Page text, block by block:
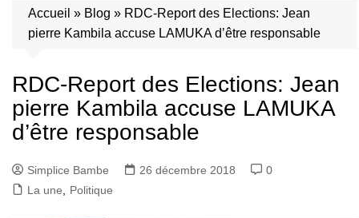
Accueil » Blog » RDC-Report des Elections: Jean
pierre Kambila accuse LAMUKA d’être responsable
RDC-Report des Elections: Jean
pierre Kambila accuse LAMUKA
d’être responsable
Simplice Bambe 26 décembre 2018
0
La une
Politique